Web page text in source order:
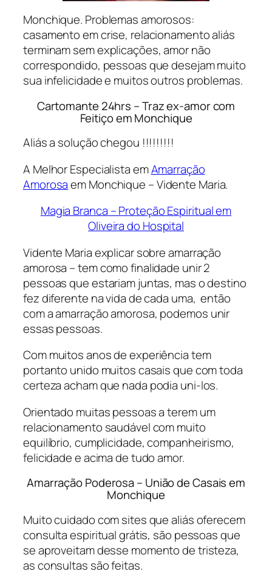
Monchique. Problemas amorosos:
casamento em crise, relacionamento aliás
terminam sem explicações, amor não
correspondido, pessoas que desejam muito
sua infelicidade e muitos outros problemas.
Cartomante 24hrs – Traz ex-amor com
Feitiço em Monchique
Aliás a solução chegou !!!!!!!!!
A Melhor Especialista emAmarração
Amorosaem Monchique – Vidente Maria.
Magia Branca – Proteção Espiritual em
Oliveira do Hospital
Vidente Maria explicar sobre amarração
amorosa – tem como finalidade unir 2
pessoas que estariam juntas, mas o destino
fez diferente na vida de cada uma, então
com a amarração amorosa, podemos unir
essas pessoas.
Com muitos anos de experiência tem
portanto unido muitos casais que com toda
certeza acham que nada podia uni-los.
Orientado muitas pessoas a terem um
relacionamento saudável com muito
equilíbrio, cumplicidade, companheirismo,
felicidade e acima de tudo amor.
Amarração Poderosa – União de Casais em
Monchique
Muito cuidado com sites que aliás oferecem
consulta espiritual grátis, são pessoas que
se aproveitam desse momento de tristeza,
as consultas são feitas.